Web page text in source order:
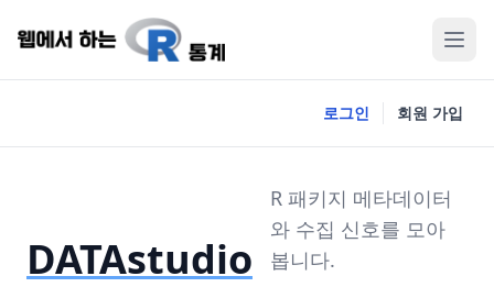
로그인 회원 가입
DATAstudio
R 패키지 메타데이터
와 수집 신호를 모아
봅니다.